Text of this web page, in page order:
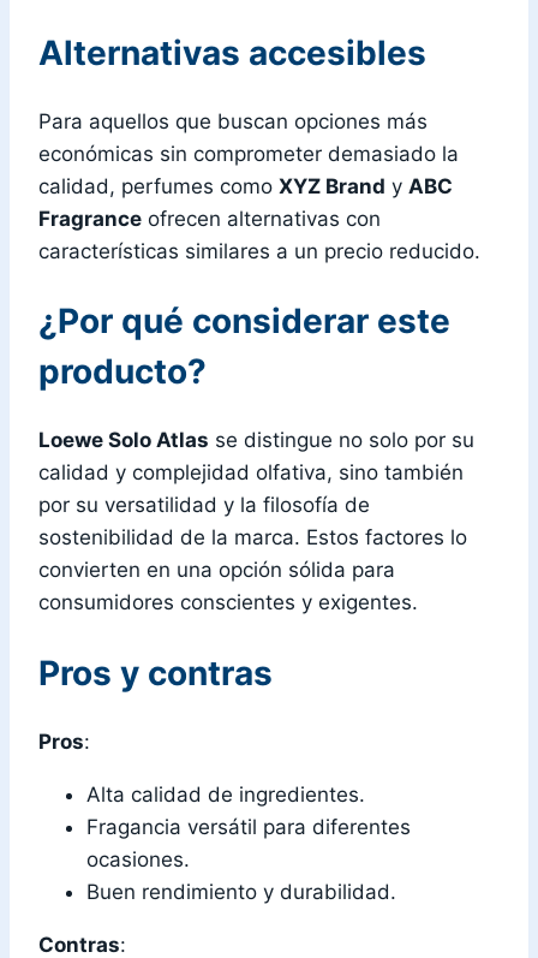
Alternativas accesibles
Para aquellos que buscan opciones más
económicas sin comprometer demasiado la
calidad, perfumes como XYZ Brand y ABC
Fragrance ofrecen alternativas con
características similares a un precio reducido.
¿Por qué considerar este
producto?
Loewe Solo Atlas se distingue no solo por su
calidad y complejidad olfativa, sino también
por su versatilidad y la filosofía de
sostenibilidad de la marca. Estos factores lo
convierten en una opción sólida para
consumidores conscientes y exigentes.
Pros y contras
Pros:
Alta calidad de ingredientes.
Fragancia versátil para diferentes
ocasiones.
Buen rendimiento y durabilidad.
Contras: